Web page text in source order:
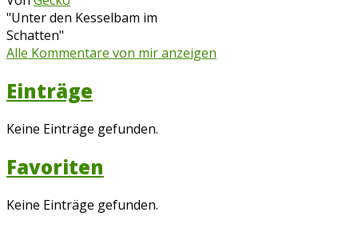
"Unter den Kesselbam im
Schatten"
Alle Kommentare von mir anzeigen
Einträge
Keine Einträge gefunden.
Favoriten
Keine Einträge gefunden.